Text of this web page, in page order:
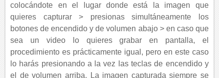
colocándote en el lugar donde está la imagen que
quieres capturar > presionas simultáneamente los
botones de encendido y de volumen abajo > en caso que
sea un video lo quieres grabar en pantalla, el
procedimiento es prácticamente igual, pero en este caso
lo harás presionando a la vez las teclas de encendido y
el de volumen arriba. La imagen capturada siempre se